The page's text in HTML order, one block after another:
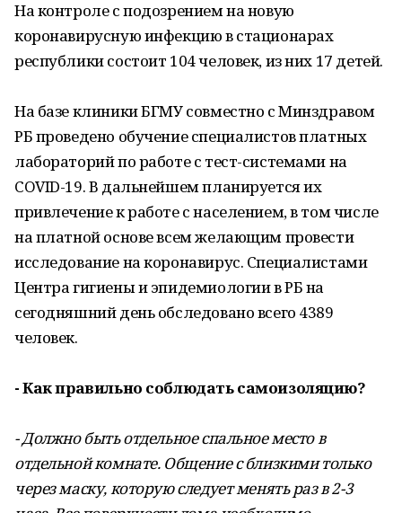
На контроле с подозрением на новую
коронавирусную инфекцию в стационарах
республики состоит 104 человек, из них 17 детей.
На базе клиники БГМУ совместно с Минздравом
РБ проведено обучение специалистов платных
лабораторий по работе с тест-системами на
COVID-19. В дальнейшем планируется их
привлечение к работе с населением, в том числе
на платной основе всем желающим провести
исследование на коронавирус. Специалистами
Центра гигиены и эпидемиологии в РБ на
сегодняшний день обследовано всего 4389
человек.
- Как правильно соблюдать самоизоляцию?
- Должно быть отдельное спальное место в
отдельной комнате. Общение с близкими только
через маску, которую следует менять раз в 2-3